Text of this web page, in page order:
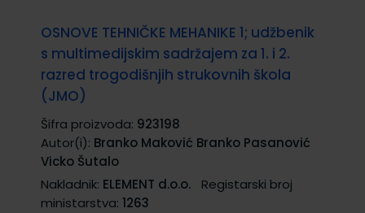
OSNOVE TEHNIČKE MEHANIKE 1; udžbenik
s multimedijskim sadržajem za 1. i 2.
razred trogodišnjih strukovnih škola
(JMO)
Šifra proizvoda: 923198
Autor(i): Branko Maković Branko Pasanović
Vicko Šutalo
Nakladnik: ELEMENT d.o.o.
Registarski broj
ministarstva: 1263